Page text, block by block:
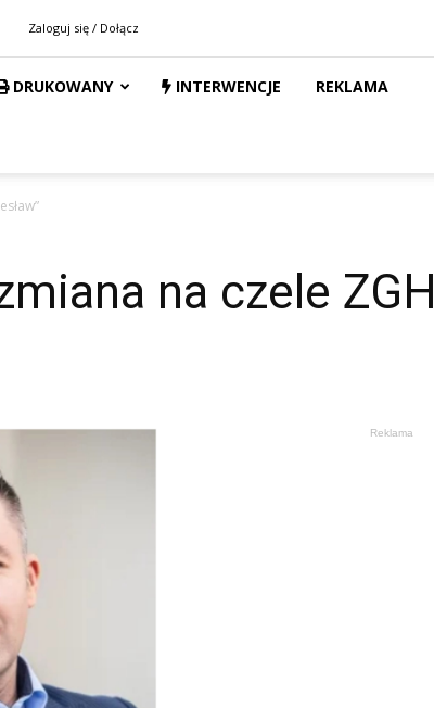
Zaloguj się / Dołącz
DRUKOWANY INTERWENCJE REKLAMA
na czele ZGH
Reklama